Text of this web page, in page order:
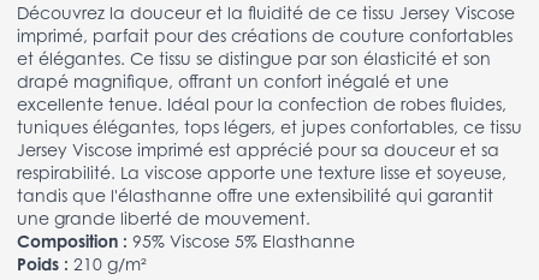
Découvrez la douceur et la fluidité de ce tissu Jersey Viscose
imprimé, parfait pour des créations de couture confortables
et élégantes. Ce tissu se distingue par son élasticité et son
drapé magnifique, offrant un confort inégalé et une
excellente tenue. Idéal pour la confection de robes fluides,
tuniques élégantes, tops légers, et jupes confortables, ce tissu
Jersey Viscose imprimé est apprécié pour sa douceur et sa
respirabilité. La viscose apporte une texture lisse et soyeuse,
tandis que l'élasthanne offre une extensibilité qui garantit
une grande liberté de mouvement.
Composition : 95% Viscose 5% Elasthanne
Poids : 210 g/m²